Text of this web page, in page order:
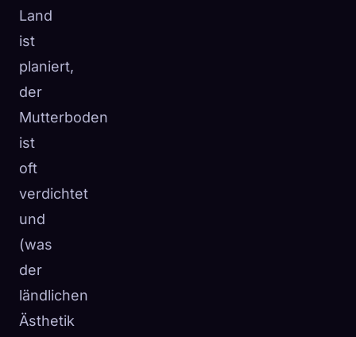
Land
ist
planiert,
der
Mutterboden
ist
oft
verdichtet
und
(was
der
ländlichen
Ästhetik